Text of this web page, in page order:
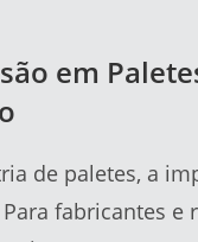
em
de paletes, a
fabricantes